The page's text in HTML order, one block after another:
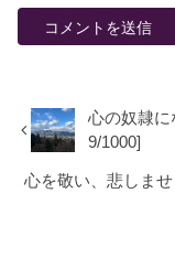
心の奴隷
9/1000]
心を敬い、悲しま